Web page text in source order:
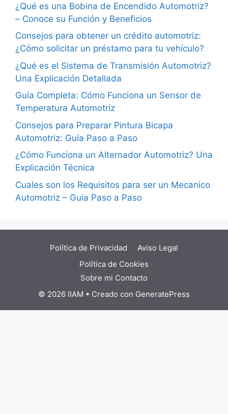
¿Qué es una Bobina de Encendido Automotriz?
– Conoce su Función y Beneficios
Consejos para obtener un crédito automotriz:
¿Cómo solicitar un préstamo para tu vehículo?
¿Qué es el Sistema de Transmisión Automotriz?
Una Explicación Detallada
Guía Completa: Cómo Funciona un Sensor de
Temperatura Automotriz
Consejos para Preparar Pintura Bicapa
Automotriz: Guía Paso a Paso
¿Cómo Funciona un Alternador Automotriz? Una
Explicación Técnica
Cuales son los Requisitos para ser un Mecanico
Automotriz – Guia Paso a Paso
Política de Privacidad
Aviso Legal
Política de Cookies
Sobre mi Contacto
© 2026 IIAM • Creado con GeneratePress